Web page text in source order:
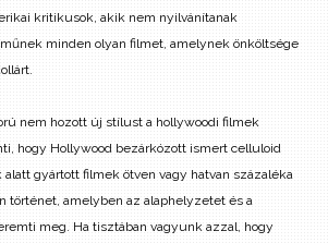
kritikusok, akik nem nyilvánítanak
minden olyan filmet, amelynek önköltsége
nem hozott új stílust a hollywoodi filmek
hogy Hollywood bezárkózott ismert celluloid
gyártott filmek ötven vagy hatvan százaléka
történet, amelyben az alaphelyzetet és a
meg. Ha tisztában vagyunk azzal, hogy